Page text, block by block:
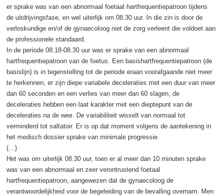
er sprake was van een abnormaal foetaal hartfrequentiepatroon tijdens
de uitdrijvingsfase, en wel uiterlijk om 08.30 uur. In die zin is door de
verloskundige en/of de gynaecoloog niet de zorg verleent die voldoet aan
de professionele standaard.
In de periode 08.18-08.30 uur was er sprake van een abnormaal
hartfrequentiepatroon van de foetus. Een basishartfrequentiepatroon (de
basislijn) is in tegenstelling tot de periode eraan voorafgaande niet meer
te herkennen, er zijn diepe variabele deceleraties met een duur van meer
dan 60 seconden en een verlies van meer dan 60 slagen, de
deceleraties hebben een laat karakter met een dieptepunt van de
deceleraties na de wee. De variabiliteit wisselt van normaal tot
verminderd tot saltatoir. Er is op dat moment volgens de aantekening in
het medisch dossier sprake van minimale progressie.
(…)
Het was om uiterlijk 08.30 uur, toen er al meer dan 10 minuten sprake
was van een abnormaal en zeer verontrustend foetaal
hartfrequentiepatroon, aangewezen dat de gynaecoloog de
verantwoordelijkheid voor de begeleiding van de bevalling overnam. Men